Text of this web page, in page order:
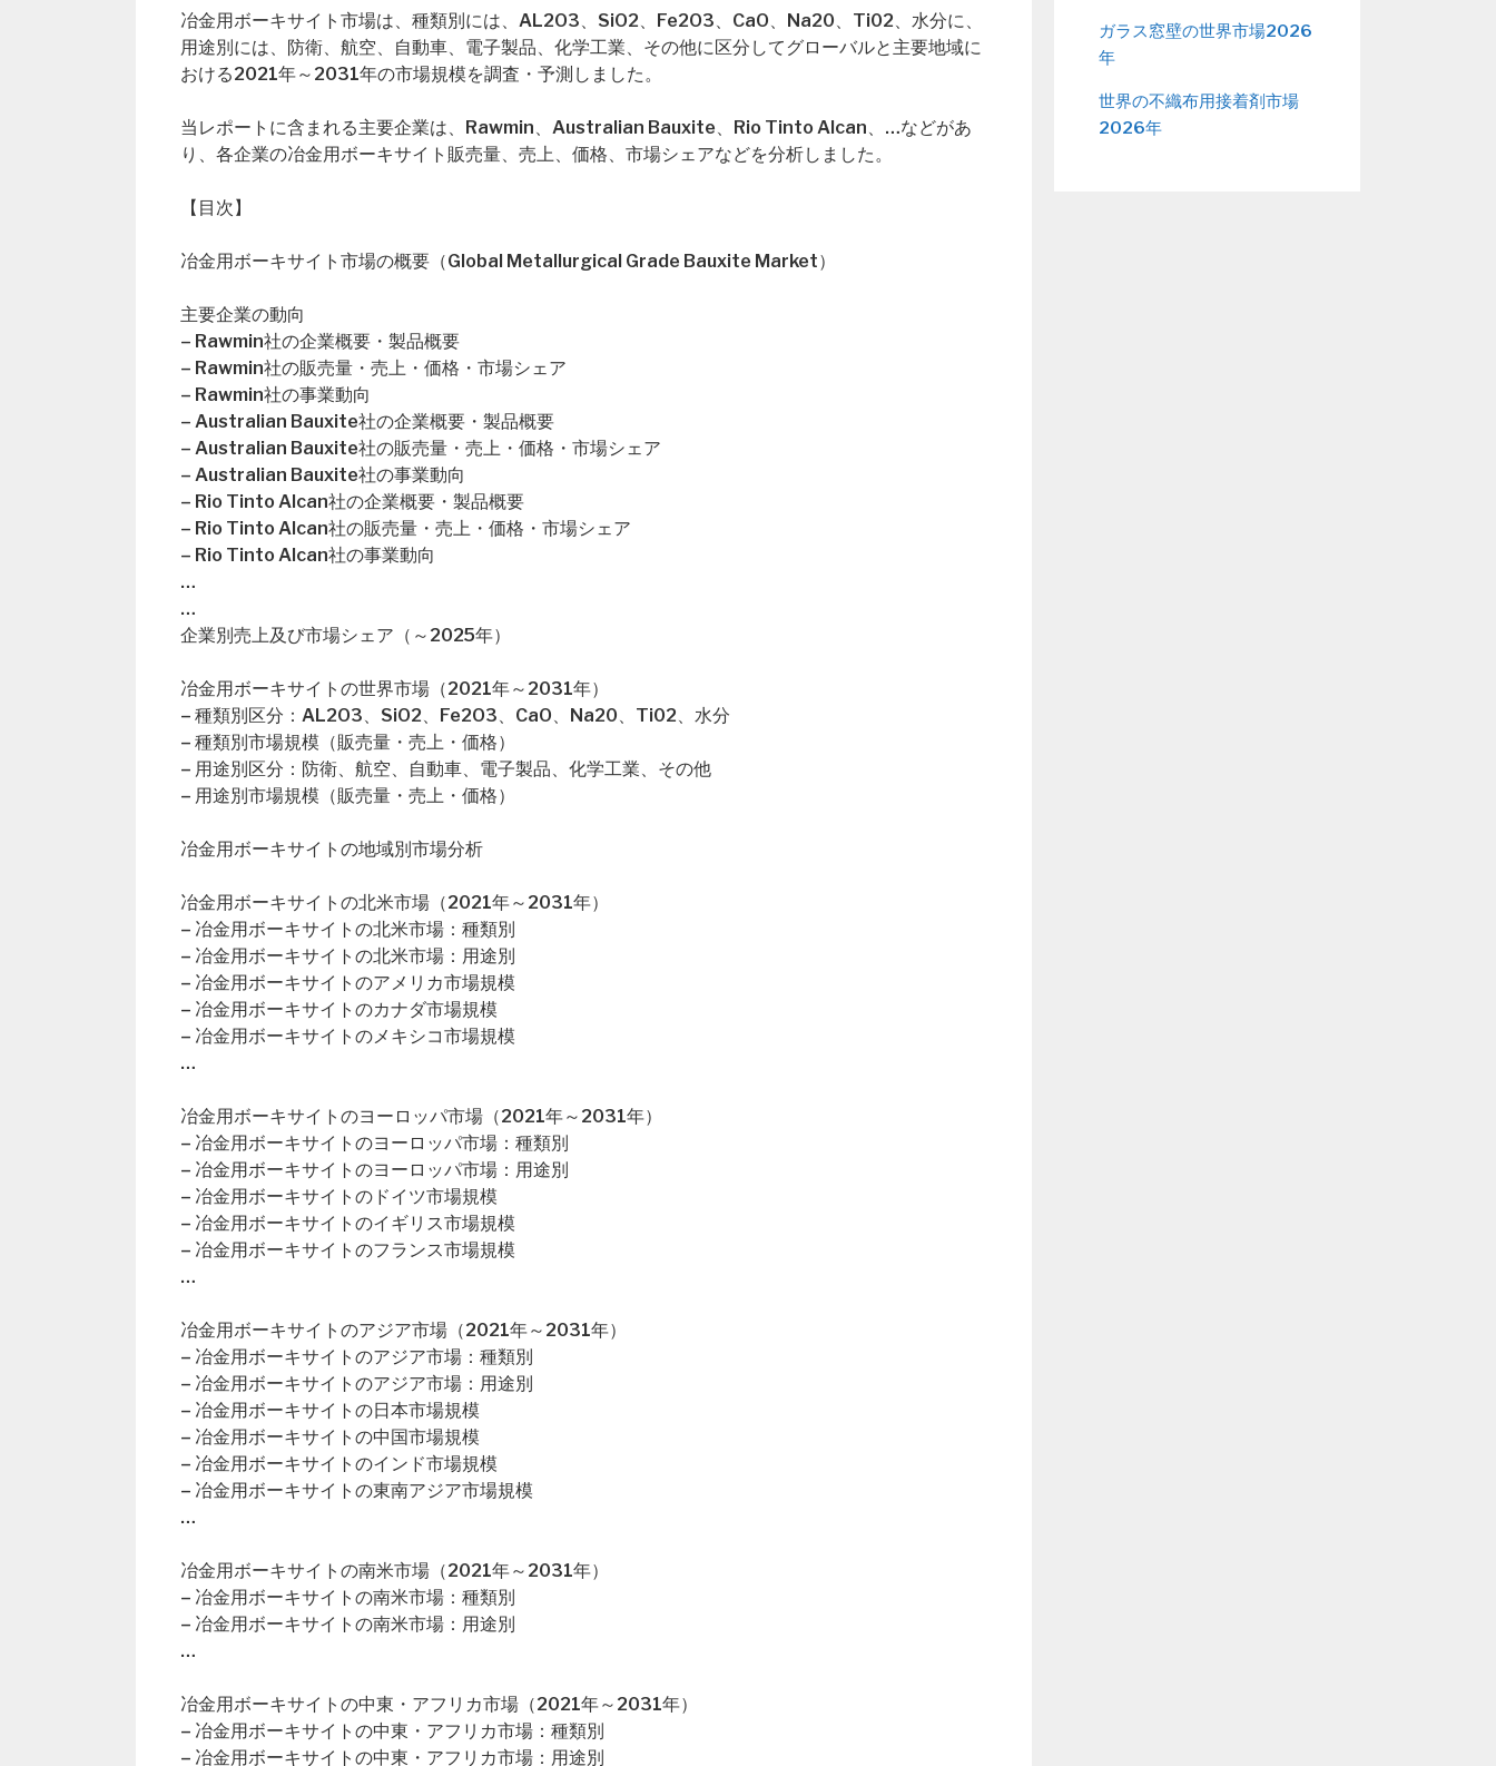
冶金用ボーキサイト市場は、種類別には、AL2O3、SiO2、Fe2O3、CaO、Na20、Ti02、水分に、
用途別には、防衛、航空、自動車、電子製品、化学工業、その他に区分してグローバルと主要地域に
おける2021年～2031年の市場規模を調査・予測しました。
当レポートに含まれる主要企業は、Rawmin、Australian Bauxite、Rio Tinto Alcan、…などがあ
り、各企業の冶金用ボーキサイト販売量、売上、価格、市場シェアなどを分析しました。
【目次】
冶金用ボーキサイト市場の概要（Global Metallurgical Grade Bauxite Market）
主要企業の動向
– Rawmin社の企業概要・製品概要
– Rawmin社の販売量・売上・価格・市場シェア
– Rawmin社の事業動向
– Australian Bauxite社の企業概要・製品概要
– Australian Bauxite社の販売量・売上・価格・市場シェア
– Australian Bauxite社の事業動向
– Rio Tinto Alcan社の企業概要・製品概要
– Rio Tinto Alcan社の販売量・売上・価格・市場シェア
– Rio Tinto Alcan社の事業動向
…
…
企業別売上及び市場シェア（～2025年）
冶金用ボーキサイトの世界市場（2021年～2031年）
– 種類別区分：AL2O3、SiO2、Fe2O3、CaO、Na20、Ti02、水分
– 種類別市場規模（販売量・売上・価格）
– 用途別区分：防衛、航空、自動車、電子製品、化学工業、その他
– 用途別市場規模（販売量・売上・価格）
冶金用ボーキサイトの地域別市場分析
冶金用ボーキサイトの北米市場（2021年～2031年）
– 冶金用ボーキサイトの北米市場：種類別
– 冶金用ボーキサイトの北米市場：用途別
– 冶金用ボーキサイトのアメリカ市場規模
– 冶金用ボーキサイトのカナダ市場規模
– 冶金用ボーキサイトのメキシコ市場規模
…
冶金用ボーキサイトのヨーロッパ市場（2021年～2031年）
– 冶金用ボーキサイトのヨーロッパ市場：種類別
– 冶金用ボーキサイトのヨーロッパ市場：用途別
– 冶金用ボーキサイトのドイツ市場規模
– 冶金用ボーキサイトのイギリス市場規模
– 冶金用ボーキサイトのフランス市場規模
…
冶金用ボーキサイトのアジア市場（2021年～2031年）
– 冶金用ボーキサイトのアジア市場：種類別
– 冶金用ボーキサイトのアジア市場：用途別
– 冶金用ボーキサイトの日本市場規模
– 冶金用ボーキサイトの中国市場規模
– 冶金用ボーキサイトのインド市場規模
– 冶金用ボーキサイトの東南アジア市場規模
…
冶金用ボーキサイトの南米市場（2021年～2031年）
– 冶金用ボーキサイトの南米市場：種類別
– 冶金用ボーキサイトの南米市場：用途別
…
冶金用ボーキサイトの中東・アフリカ市場（2021年～2031年）
– 冶金用ボーキサイトの中東・アフリカ市場：種類別
– 冶金用ボーキサイトの中東・アフリカ市場：用途別
ガラス窓壁の世界市場2026
年
世界の不織布用接着剤市場
2026年